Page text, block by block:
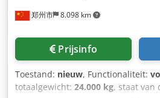
Voordelen van rupsmobiele
kunnen komen. -Geschikte
om bouwafval in stadsomgeving te
economisch. -Systeemonderhoud
eenvoudig dankzij de nieuwste
郑州市 8.098 km
Prijsinfo
Toestand: nieuw, Functionaliteit:
totaalgewicht: 24.000 kg, staat van